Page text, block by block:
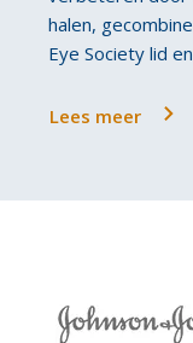
halen,
Eye Society lid
Lees meer